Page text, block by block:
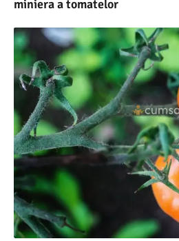
miniera a tomatelor